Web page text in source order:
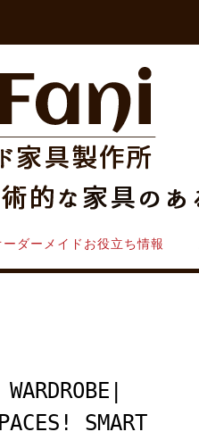
ーダーメイドお役立ち情報
SMART